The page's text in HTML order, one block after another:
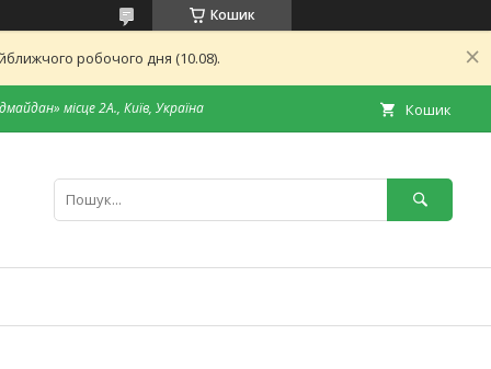
Кошик
робочого дня (10.08).
місце 2А., Київ, Україна Кошик